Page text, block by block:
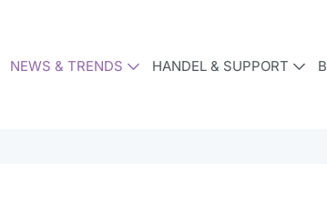
NEWS & TRENDS HANDEL & SUPPORT